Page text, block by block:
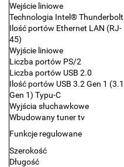
Wejście liniowe
Technologia Intel®
Ilość portów Ethernet LAN (RJ-
45)
Wyjście liniowe
Liczba portów PS/2
Liczba portów USB 2.0
Ilość portów USB 3.2 Gen 1 (3.1
Gen 1) Typu-C
Wyjścia słuchawkowe
Wbudowany tuner tv
Funkcje regulowane
Szerokość
Długość